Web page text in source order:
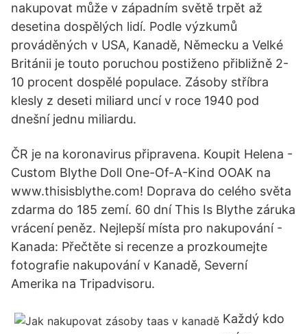
nakupovat může v západním světě trpět až
desetina dospělých lidí. Podle výzkumů
prováděných v USA, Kanadě, Německu a Velké
Británii je touto poruchou postiženo přibližně 2-
10 procent dospělé populace. Zásoby stříbra
klesly z deseti miliard uncí v roce 1940 pod
dnešní jednu miliardu.
ČR je na koronavirus připravena. Koupit Helena -
Custom Blythe Doll One-Of-A-Kind OOAK na
www.thisisblythe.com! Doprava do celého světa
zdarma do 185 zemí. 60 dní This Is Blythe záruka
vrácení peněz. Nejlepší místa pro nakupování -
Kanada: Přečtěte si recenze a prozkoumejte
fotografie nakupování v Kanadě, Severní
Amerika na Tripadvisoru.
Každý kdo